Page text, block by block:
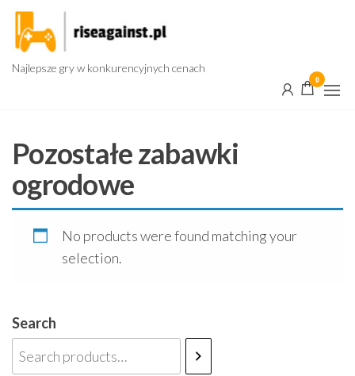
Przejdź
treści
Najlepsze gry w konkurencyjnych cenach
0
Pozostałe zabawki
ogrodowe
No products were found matching your
selection.
Search